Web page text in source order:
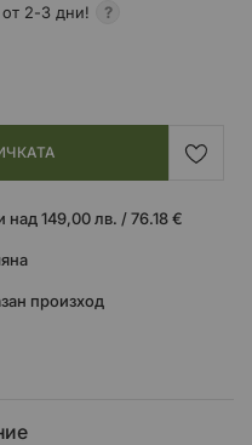
2-3 дни!
над 149,00 лв. / 76.18 €
произход